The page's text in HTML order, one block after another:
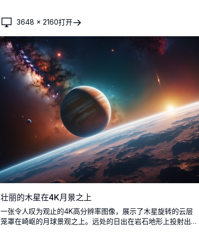
3648 ×2160打开
壮丽的木星在4K月景之上
一张令人叹为观止的4K高分辨率图像，展示了木星旋转的云层
笼罩在崎岖的月球景观之上。远处的日出在岩石地形上投射出温